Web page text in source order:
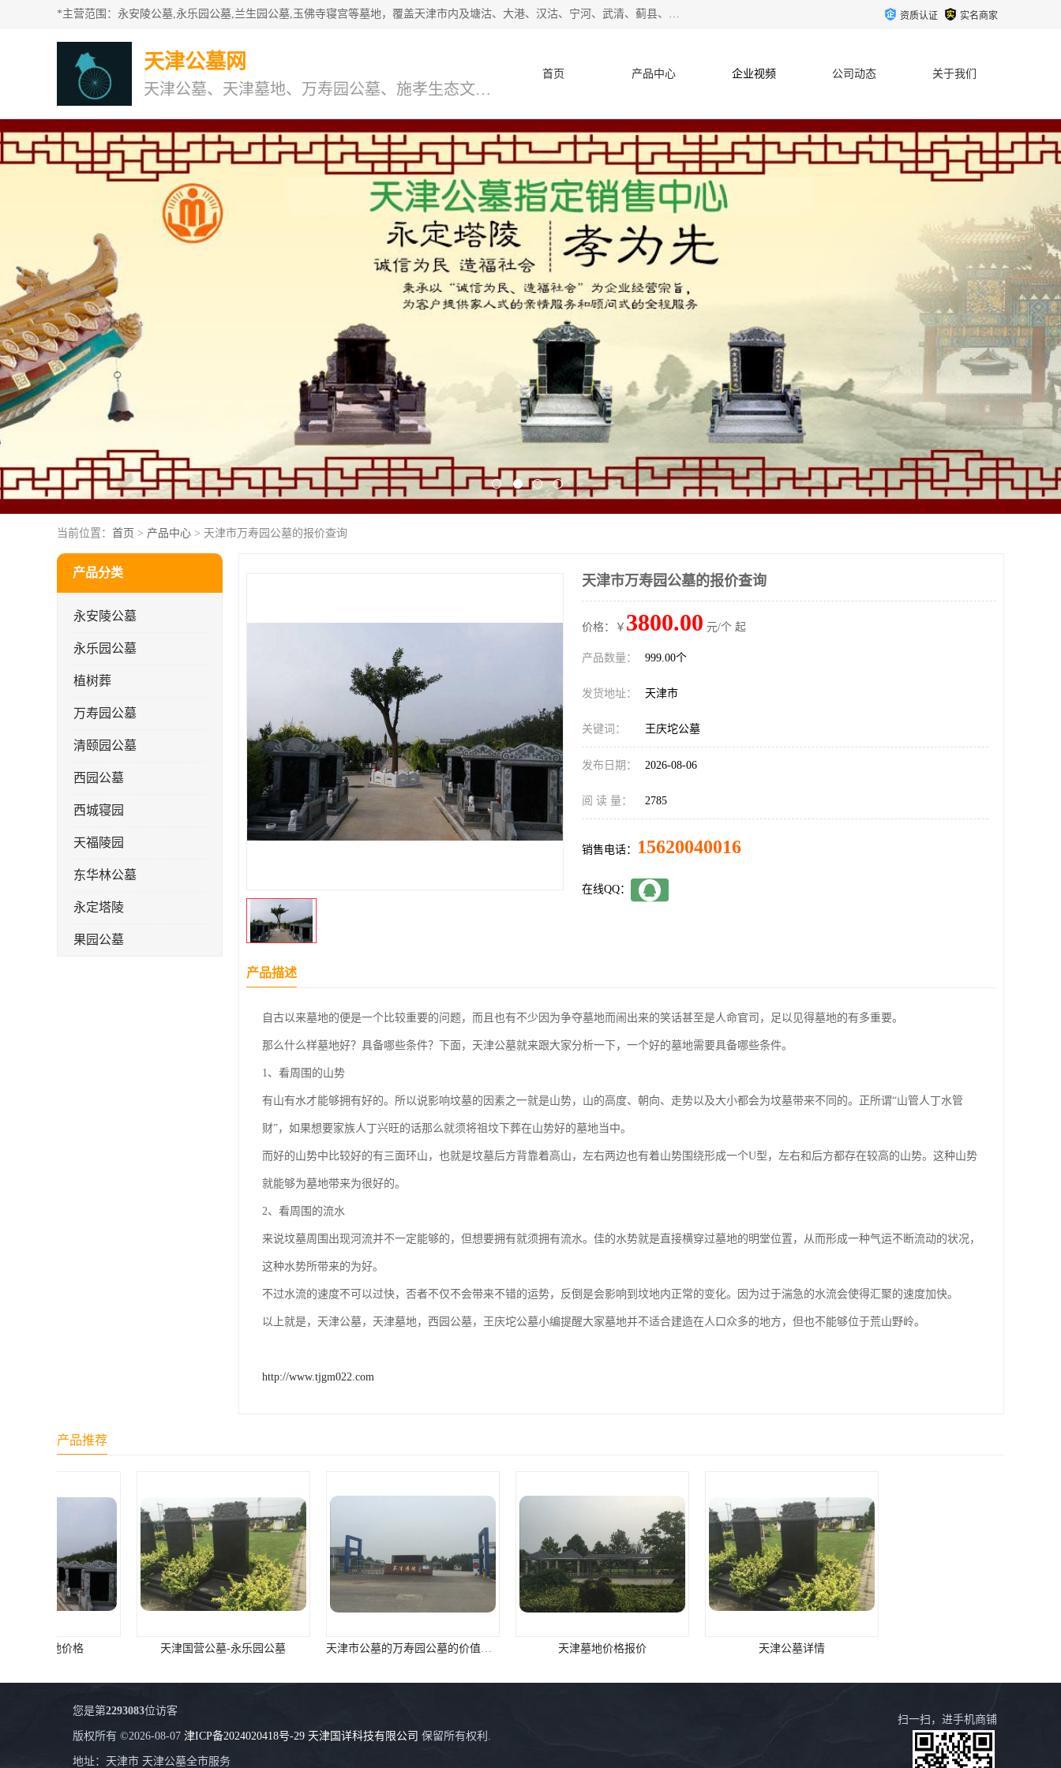
*主营范围：永安陵公墓,永乐园公墓,兰生园公墓,玉佛寺寝宫等墓地，覆盖天津市内及塘沽、大港、汉沽、宁河、武清、蓟县、静海、廊坊、北京、沧州等区域本中心由中国公墓网、天津公墓网、中国陵网、中国周易学会联合推举，我们的团队将会以优质的服务，竭诚为您服务，期待您的来电。 资质认证 实名商家
天津公墓网
天津公墓、天津墓地、万寿园公墓、施孝生态文化陵园
首页 产品中心 企业视频 公司动态 关于我们
当前位置： 首页 > 产品中心 > 天津市万寿园公墓的报价查询
产品分类
永安陵公墓
永乐园公墓
植树葬
万寿园公墓
清颐园公墓
西园公墓
西城寝园
天福陵园
东华林公墓
永定塔陵
果园公墓
鹤祥园公墓
天津殡葬
天津寝园
北仓公墓
永安陵人文纪念园
永安陵
天津市万寿园公墓的报价查询
价格：￥ 3800.00 元/个 起
产品数量： 999.00个
发货地址： 天津市
关键词： 王庆坨公墓
发布日期： 2026-08-06
阅 读 量： 2785
销售电话： 15620040016
在线QQ：
产品描述
自古以来墓地的便是一个比较重要的问题，而且也有不少因为争夺墓地而闹出来的笑话甚至是人命官司，足以见得墓地的有多重要。
那么什么样墓地好？具备哪些条件？下面，天津公墓就来跟大家分析一下，一个好的墓地需要具备哪些条件。
1、看周围的山势
有山有水才能够拥有好的。所以说影响坟墓的因素之一就是山势，山的高度、朝向、走势以及大小都会为坟墓带来不同的。正所谓“山管人丁水管
财”，如果想要家族人丁兴旺的话那么就须将祖坟下葬在山势好的墓地当中。
而好的山势中比较好的有三面环山，也就是坟墓后方背靠着高山，左右两边也有着山势围绕形成一个U型，左右和后方都存在较高的山势。这种山势
就能够为墓地带来为很好的。
2、看周围的流水
来说坟墓周围出现河流并不一定能够的，但想要拥有就须拥有流水。佳的水势就是直接横穿过墓地的明堂位置，从而形成一种气运不断流动的状况，
这种水势所带来的为好。
不过水流的速度不可以过快，否者不仅不会带来不错的运势，反倒是会影响到坟地内正常的变化。因为过于湍急的水流会使得汇聚的速度加快。
以上就是，天津公墓，天津墓地，西园公墓，王庆坨公墓小编提醒大家墓地并不适合建造在人口众多的地方，但也不能够位于荒山野岭。
http://www.tjgm022.com
产品推荐
天津国营公墓-永乐园公墓 天津市公墓的万寿园公墓的价值咨询 天津墓地价格报价
您是第2293083位访客
版权所有 ©2026-08-07 津ICP备2024020418号-29 天津国详科技有限公司 保留所有权利.
地址：天津市 天津公墓全市服务
扫一扫，进手机商铺